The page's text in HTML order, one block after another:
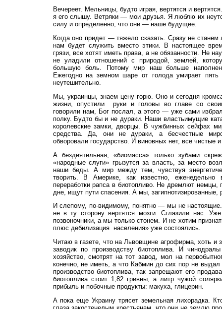
Вечереет. Мельницы, будто играя, вертятся и
я его слышу. Ветряки — мои друзья. Я люблю их
силу и определенно, что они — наше будущее.
Когда оно придет — тяжело сказать. Сразу не
нам будет служить вместо этики. В настоящее
грязи, все хотят иметь права, а не обязанности. Не
не уладили отношений с природой, землей,
большую боль. Потому мир наш больше
Ежегодно на земном шаре от голода умирает пять
неутешительно.
Мы, украинцы, знаем цену горю. Оно и сегодня
жизни, опустили руки и головы во главе со
говорили нам, Бог послал, а этого — уже сами
полку. Будто бы и не дураки. Наши властьимущие
королевские замки, дворцы. В чужбинных сейфах
средства. Да, они не дураки, а бесчестные
обворовали государство. И виновных нет, все чистые
А бездеятельная, «биомасса» только зубами
«народные слуги» грызутся за власть, за место
наши беды. А мир между тем, чувствуя
творить. В Америке, как известно, еженедельно
переработки рапса в биотопливо. Не дремлют
дне, ищут пути спасения. А мы, загипнотизированные,
И слепому, по-видимому, понятно — мы не настоящие.
не в ту сторону вертятся мозги. Сглазили нас.
позвоночники, а мы только стонем. И не хотим
плюс дебилизация населения» уже состоялись.
Читаю в газете, что на Львовщине агрофирма, хоть и
заводик по производству биотоплива. И
хозяйство, смотрят на тот завод, мол на
конечно, не иметь, а что Кабмин до сих пор не
производство биотоплива, так запрещают его
биотоплива стоит 1,82 гривны, а литр чужой
прибыль и побочные продукты: макуха, глицерин.
А пока еще Украину трясет земельная лихорадка.